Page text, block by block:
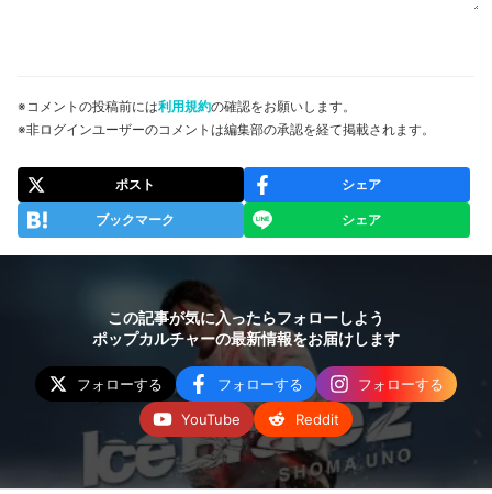
※コメントの投稿前には利用規約の確認をお願いします。
※非ログインユーザーのコメントは編集部の承認を経て掲載されます。
ポスト シェア
ブックマーク シェア
この記事が気に入ったらフォローしよう
ポップカルチャーの最新情報をお届けします
フォローする フォローする
フォローする
YouTube
Reddit